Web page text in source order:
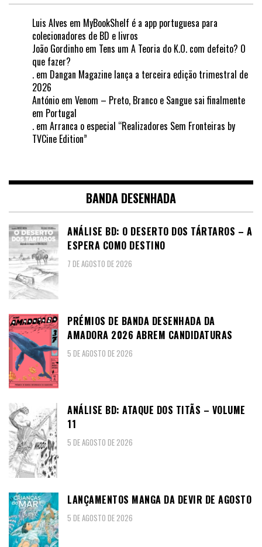
Luis Alves em MyBookShelf é a app portuguesa para
colecionadores de BD e livros
João Gordinho em Tens um A Teoria do K.O. com defeito? O
que fazer?
. em Dangan Magazine lança a terceira edição trimestral de
2026
António em Venom – Preto, Branco e Sangue sai finalmente
em Portugal
. em Arranca o especial “Realizadores Sem Fronteiras by
TVCine Edition”
BANDA DESENHADA
ANÁLISE BD: O DESERTO DOS TÁRTAROS – A
ESPERA COMO DESTINO
7 DE AGOSTO DE 2026
PRÉMIOS DE BANDA DESENHADA DA
AMADORA 2026 ABREM CANDIDATURAS
5 DE AGOSTO DE 2026
ANÁLISE BD: ATAQUE DOS TITÃS – VOLUME
11
5 DE AGOSTO DE 2026
LANÇAMENTOS MANGA DA DEVIR DE AGOSTO
5 DE AGOSTO DE 2026